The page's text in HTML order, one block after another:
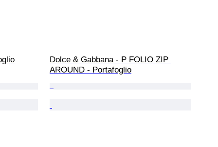
Dolce & Gabbana - P FOLIO ZIP
AROUND - Portafoglio